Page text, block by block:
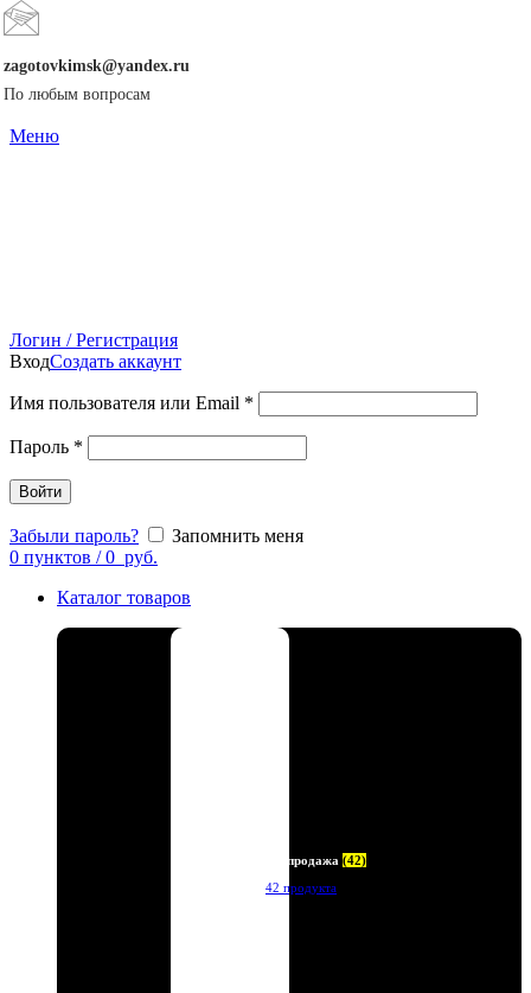
zagotovkimsk@yandex.ru
По любым вопросам
Меню
Логин / Регистрация
ВходСоздать аккаунт
Имя пользователя или Email *
Пароль *
Войти
Забыли пароль?
Запомнить меня
0 пунктов / 0 руб.
Каталог товаров
Распродажа (42)
42 продукта